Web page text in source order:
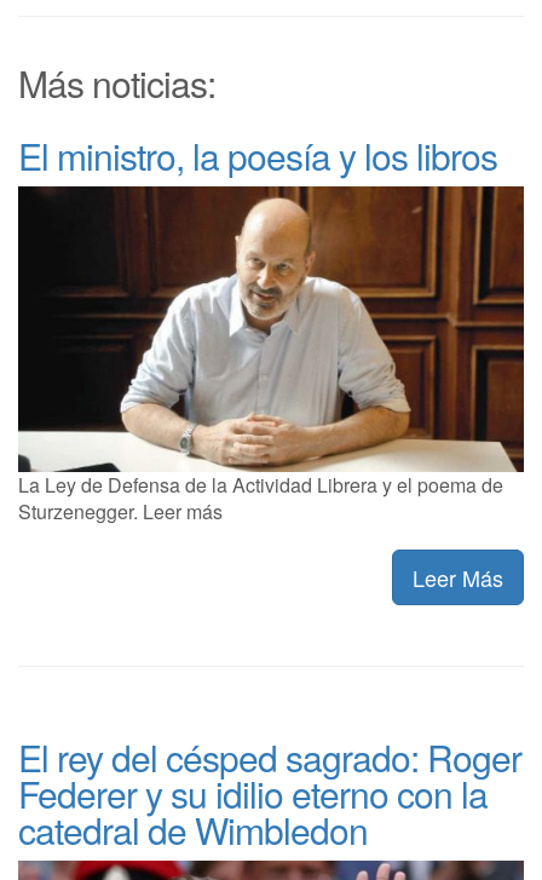
Más noticias:
El ministro, la poesía y los libros
La Ley de Defensa de la Actividad Librera y el poema de
Sturzenegger. Leer más
Leer Más
El rey del césped sagrado: Roger
Federer y su idilio eterno con la
catedral de Wimbledon